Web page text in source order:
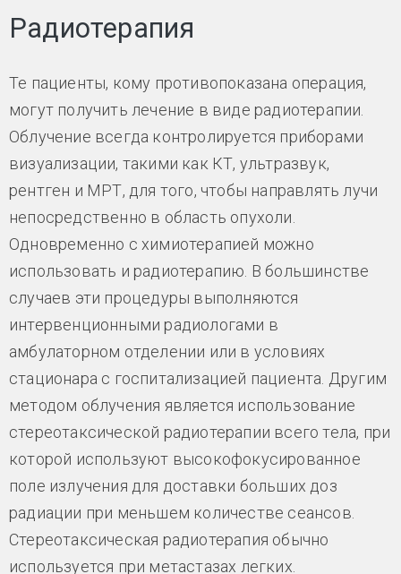
Радиотерапия
Те пациенты, кому противопоказана операция,
могут получить лечение в виде радиотерапии.
Облучение всегда контролируется приборами
визуализации, такими как КТ, ультразвук,
рентген и МРТ, для того, чтобы направлять лучи
непосредственно в область опухоли.
Одновременно с химиотерапией можно
использовать и радиотерапию. В большинстве
случаев эти процедуры выполняются
интервенционными радиологами в
амбулаторном отделении или в условиях
стационара с госпитализацией пациента. Другим
методом облучения является использование
стереотаксической радиотерапии всего тела, при
которой используют высокофокусированное
поле излучения для доставки больших доз
радиации при меньшем количестве сеансов.
Стереотаксическая радиотерапия обычно
используется при метастазах легких.